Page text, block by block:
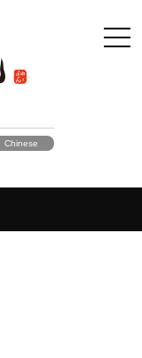
Chinese